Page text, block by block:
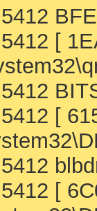
[
[
[